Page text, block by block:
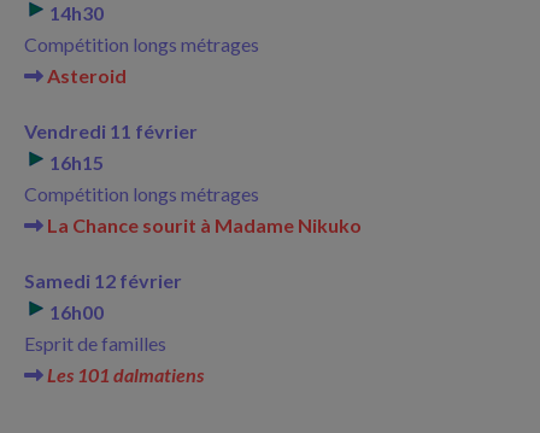
14h30
Compétition longs métrages
Asteroid
Vendredi 11 février
16h15
Compétition longs métrages
La Chance sourit à Madame Nikuko
Samedi 12 février
16h00
Esprit de familles
Les 101 dalmatiens